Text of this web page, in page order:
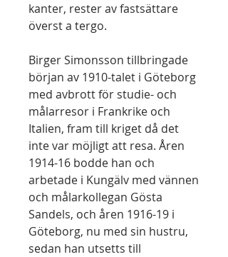
kanter, rester av fastsättare
överst a tergo.
Birger Simonsson tillbringade
början av 1910-talet i Göteborg
med avbrott för studie- och
målarresor i Frankrike och
Italien, fram till kriget då det
inte var möjligt att resa. Åren
1914-16 bodde han och
arbetade i Kungälv med vännen
och målarkollegan Gösta
Sandels, och åren 1916-19 i
Göteborg, nu med sin hustru,
sedan han utsetts till